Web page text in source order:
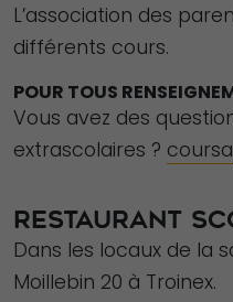
L’association des
différents cours.
POUR TOUS
Vous avez des
extrascolaires ?
RESTAURANT
Dans les locaux de la
Moillebin 20 à Troinex.